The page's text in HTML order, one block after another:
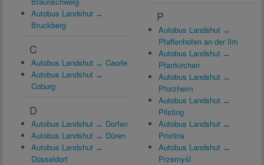
Autobus Landshut ↔
Bruckberg
C
Autobus Landshut ↔ Caorle
Autobus Landshut ↔
Coburg
D
Autobus Landshut ↔ Dorfen
Autobus Landshut ↔ Düren
Autobus Landshut ↔
Düsseldorf
P
Autobus Landshut ↔
Pfaffenhofen an der Ilm
Autobus Landshut ↔
Pfarrkirchen
Autobus Landshut ↔
Pforzheim
Autobus Landshut ↔
Pilsting
Autobus Landshut ↔
Pristina
Autobus Landshut ↔
Przemyśl